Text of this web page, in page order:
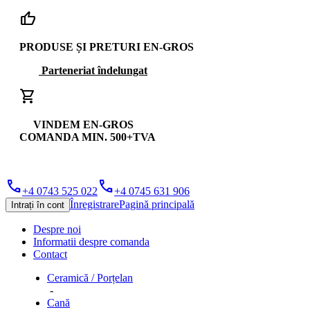
thumb_up
PRODUSE ȘI PRETURI EN-GROS
Parteneriat îndelungat
shopping_cart
VINDEM EN-GROS
COMANDA MIN. 500+TVA
phone+4 0743 525 022 phone+4 0745 631 906
Intrați în cont ÎnregistrarePagină principală
Despre noi
Informatii despre comanda
Contact
Ceramică / Porțelan
-
Cană